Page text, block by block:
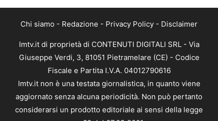
Chi siamo - Redazione - Privacy Policy - Disclaimer
Imtv.it di proprietà di CONTENUTI DIGITALI SRL - Via
Giuseppe Verdi, 3, 81051 Pietramelare (CE) - Codice
Fiscale e Partita I.V.A. 04012790616
Imtv.it non è una testata giornalistica, in quanto viene
aggiornato senza alcuna periodicità. Non può pertanto
considerarsi un prodotto editoriale ai sensi della legge